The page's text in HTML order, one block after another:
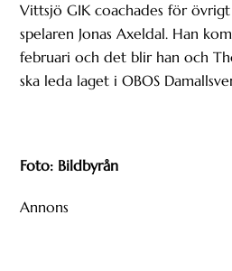
Vittsjö GIK coachades för
spelaren Jonas Axeldal. Han
februari och det blir han och
ska leda laget i OBOS
Foto: Bildbyrån
Annons